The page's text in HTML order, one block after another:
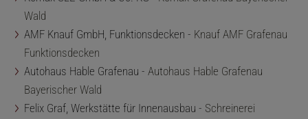
Wald
AMF Knauf GmbH, Funktionsdecken - Knauf AMF Grafenau
Funktionsdecken
Autohaus Hable Grafenau - Autohaus Hable Grafenau
Bayerischer Wald
Felix Graf, Werkstätte für Innenausbau - Schreinerei